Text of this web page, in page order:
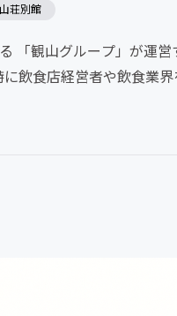
荘別館
「観山グループ」が運
飲食店経営者や飲食業